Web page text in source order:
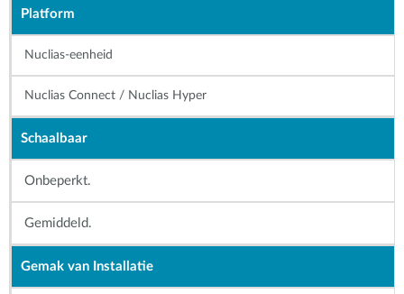
Platform
Nuclias-eenheid
Nuclias Connect / Nuclias Hyper
Schaalbaar
Onbeperkt.
Gemiddeld.
Gemak van Installatie